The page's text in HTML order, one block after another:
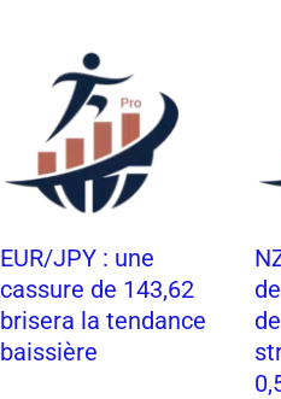
EUR/JPY : une
cassure de 143,62
brisera la tendance
baissière